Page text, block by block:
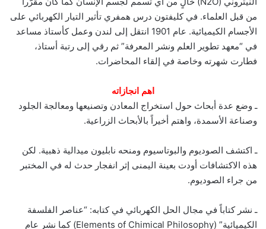
من قبل العلماء. في كليفتون درس همفري تأثير التيار الكهربائي على
الأجسام الكيميائية. عام 1901 انتقل إلى لندن وعمل كأستاذ مساعد
في “معهد تطوير العلم ونشر المعرفة” ثم رقي إلى رتبة أستاذ،
فطارت شهرته وخاصة في إلقاء المحاضرات.
اهم انجازاته
ـ وضع عدة أبحاث حول استخراج المعادن وتصنيعها ومعالجة الجلود
وصناعة الأسمدة، واهتم أخيراً بالأبحاث الزراعية.
ـ اكتشف الصوديوم والبوتاسيوم ومنحه نابليون ميدالية ذهبية. لكن
هذه الاكتشافات أودت بعينة اليمنى إثر انفجار حدث له في المختبر
من جراء الصوديوم.
ـ نشر كتاباً في مجال الحل الكهربائي في كتابه: “عناصر الفلسفة
الكيميائية” (Elements of Chimical Philosophy) كما نشر عام